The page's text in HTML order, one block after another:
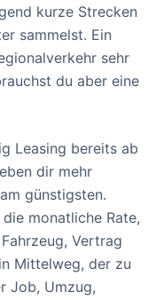
kurze Strecken
sammelst. Ein
sehr
du aber eine
Leasing bereits ab
dir mehr
günstigsten.
monatliche Rate,
Vertrag
Mittelweg, der zu
Job, Umzug,